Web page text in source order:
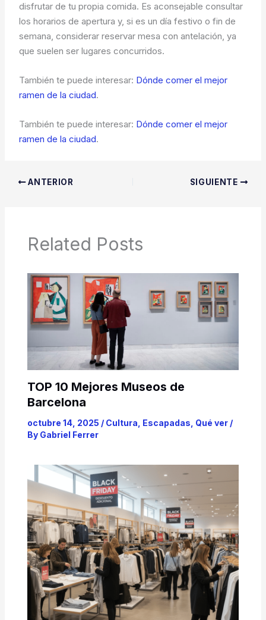
disfrutar de tu propia comida. Es aconsejable consultar
los horarios de apertura y, si es un día festivo o fin de
semana, considerar reservar mesa con antelación, ya
que suelen ser lugares concurridos.
También te puede interesar: Dónde comer el mejor
ramen de la ciudad.
También te puede interesar: Dónde comer el mejor
ramen de la ciudad.
ANTERIOR SIGUIENTE
Related Posts
TOP 10 Mejores Museos de
Barcelona
octubre 14, 2025 / Cultura Escapadas Qué ver/
By Gabriel Ferrer